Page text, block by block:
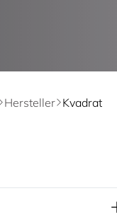
Hersteller Kvadrat